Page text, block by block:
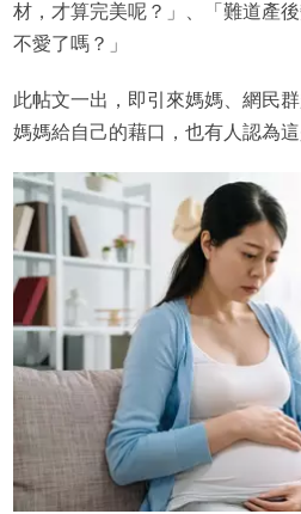
材，才算完美呢？」、「難道產
不愛了嗎？」
此帖文一出，即引來媽媽、網民
媽媽給自己的藉口，也有人認為這